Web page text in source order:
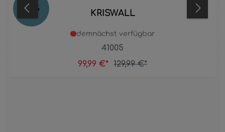
23 % KRISWALL
41005
demnächst verfügbar
99,99 €* 129,99 €*